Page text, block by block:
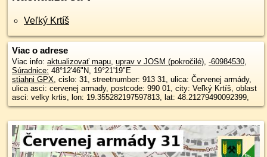
Veľký Krtíš
Viac o adrese
Viac info: aktualizovať mapu, uprav v JOSM (pokročilé), -60984530,
Súradnice: 48°12'46"N, 19°21'19"E
stiahni GPX, cislo: 31, streetnumber: 913 31, ulica: Červenej armády,
ulica asci: cervenej armady, postcode: 990 01, city: Veľký Krtíš, oblast
asci: velky krtis, lon: 19.355282197597813, lat: 48.21279490092399,